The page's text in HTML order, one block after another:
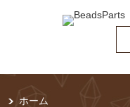
ホーム